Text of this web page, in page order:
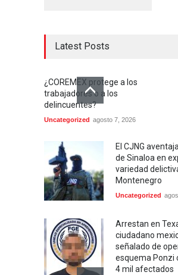
Latest Posts
¿COREMEX protege a los
trabajadores o a los
delincuentes?
Uncategorized agosto 7, 2026
El CJNG
de Sinaloa en
variedad
Montenegro
Uncategorized
Arrestan en
ciudadano
señalado de
esquema Ponzi
4 mil afectados